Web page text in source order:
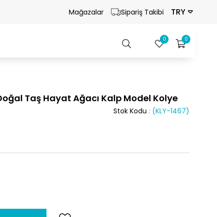
Mağazalar Sipariş Takibi TRY
0
0
Taş Hayat Ağacı Kalp Model Kolye
(KLY-1467)
Stok Kodu